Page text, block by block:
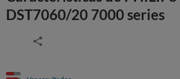
DST7060/20 7000 series